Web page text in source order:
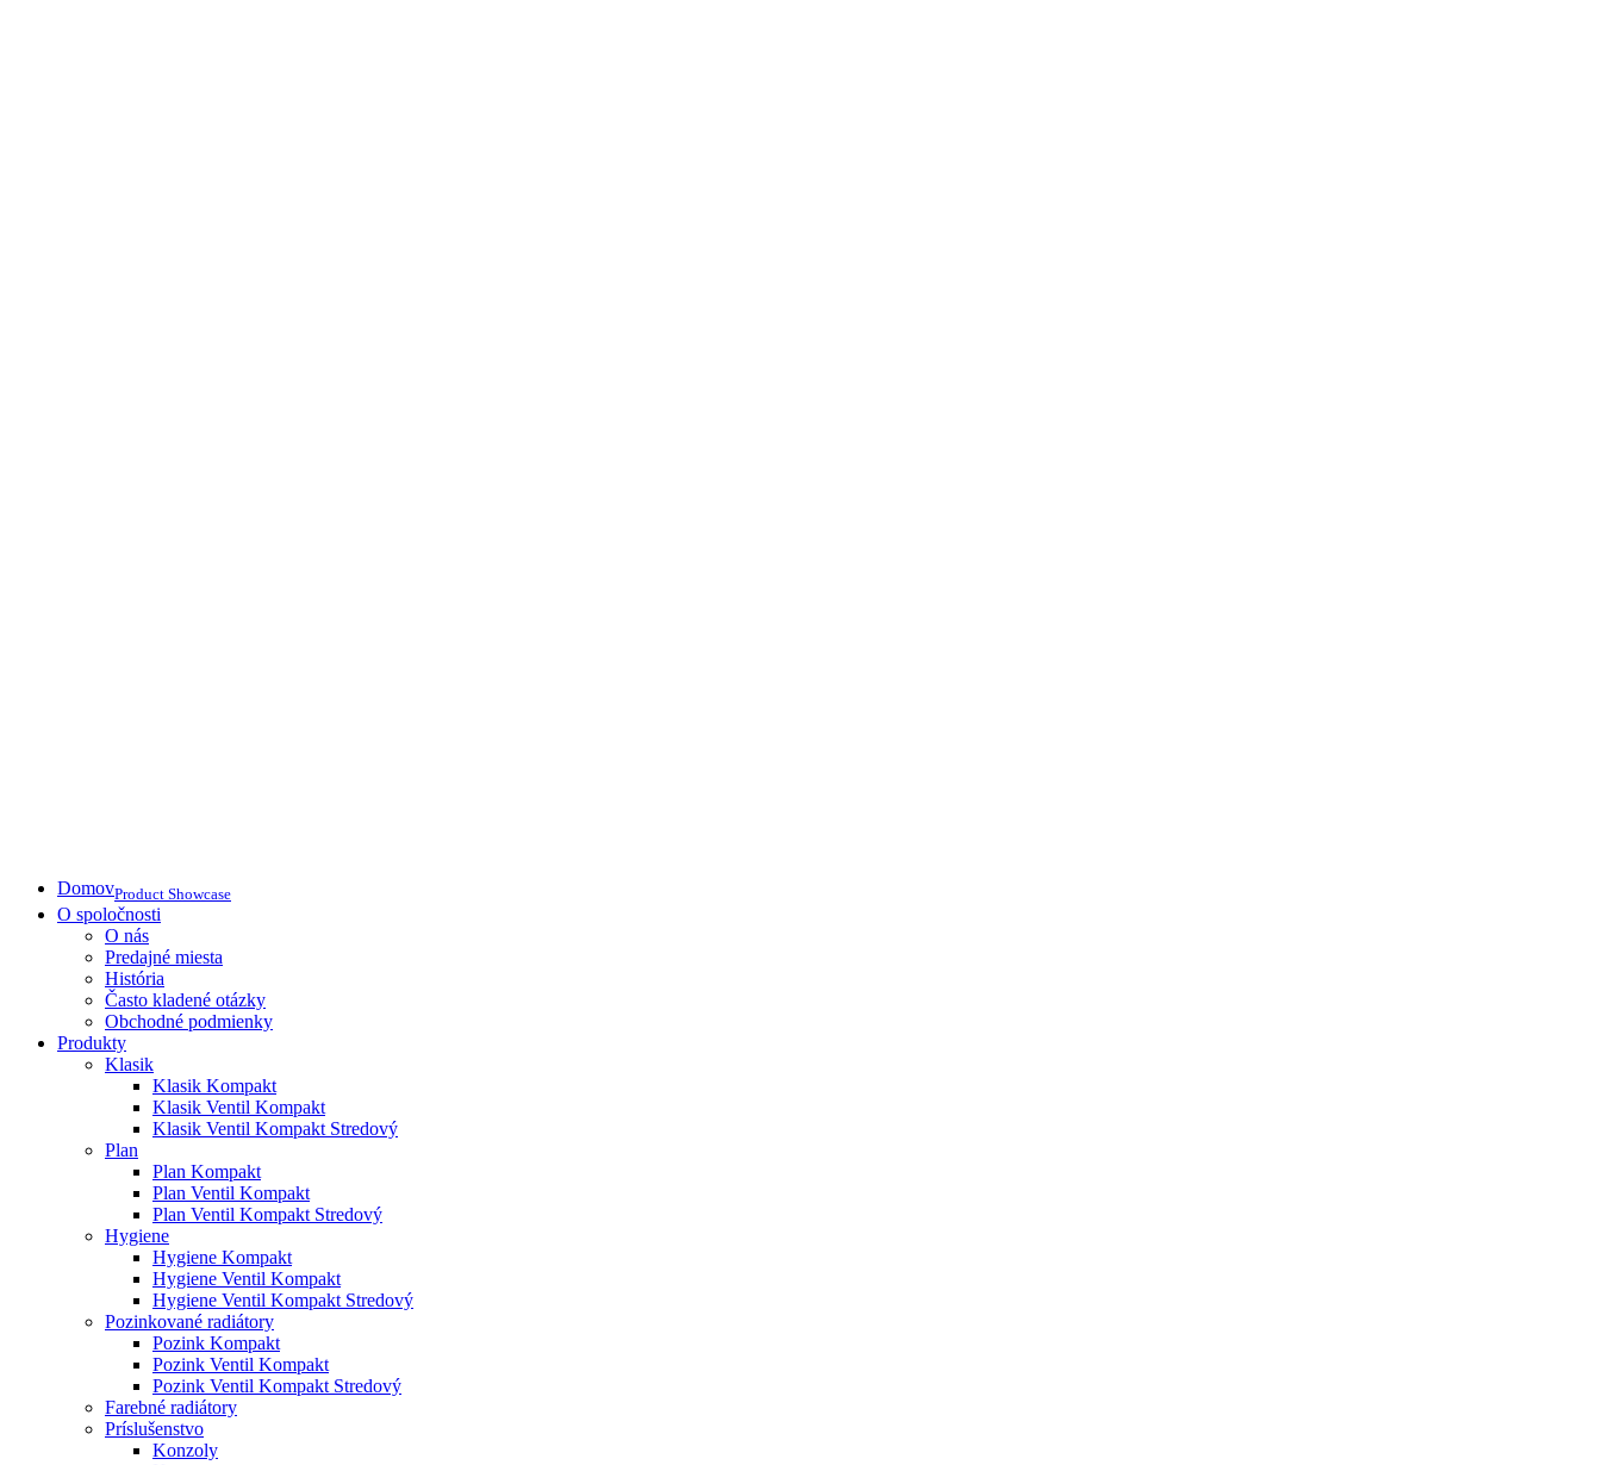
DomovProduct Showcase
O spoločnosti
O nás
Predajné miesta
História
Často kladené otázky
Obchodné podmienky
Produkty
Klasik
Klasik Kompakt
Klasik Ventil Kompakt
Klasik Ventil Kompakt Stredový
Plan
Plan Kompakt
Plan Ventil Kompakt
Plan Ventil Kompakt Stredový
Hygiene
Hygiene Kompakt
Hygiene Ventil Kompakt
Hygiene Ventil Kompakt Stredový
Pozinkované radiátory
Pozink Kompakt
Pozink Ventil Kompakt
Pozink Ventil Kompakt Stredový
Farebné radiátory
Príslušenstvo
Konzoly